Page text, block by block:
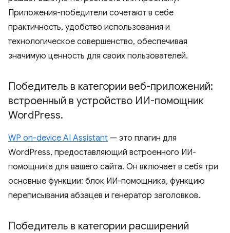
Приложения-победители сочетают в себе
практичность, удобство использования и
технологическое совершенство, обеспечивая
значимую ценность для своих пользователей.
Победитель в категории веб-приложений:
встроенный в устройство ИИ-помощник
WordPress.
WP on-device AI Assistant — это плагин для
WordPress, предоставляющий встроенного ИИ-
помощника для вашего сайта. Он включает в себя три
основные функции: блок ИИ-помощника, функцию
переписывания абзацев и генератор заголовков.
Победитель в категории расширений